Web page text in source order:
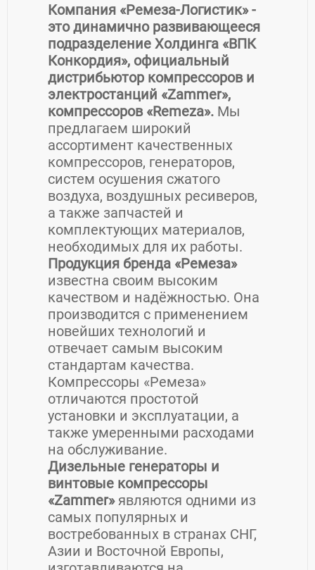
Компания «Ремеза-Логистик»-
это динамично развивающееся
подразделение Холдинга «ВПК
Конкордия», официальный
дистрибьютор компрессоров и
электростанций «Zammer»,
компрессоров «Remeza». Мы
предлагаем широкий
ассортимент качественных
компрессоров, генераторов,
систем осушения сжатого
воздуха, воздушных ресиверов,
а также запчастей и
комплектующих материалов,
необходимых для их работы.
Продукция бренда «Ремеза»
известна своим высоким
качеством и надёжностью. Она
производится с применением
новейших технологий и
отвечает самым высоким
стандартам качества.
Компрессоры «Ремеза»
отличаются простотой
установки и эксплуатации, а
также умеренными расходами
на обслуживание.
Дизельные генераторы и
винтовые компрессоры
«Zammer»являются одними из
самых популярных и
востребованных в странах СНГ,
Азии и Восточной Европы,